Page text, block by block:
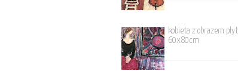
kobieta z obrazem
60x80cm